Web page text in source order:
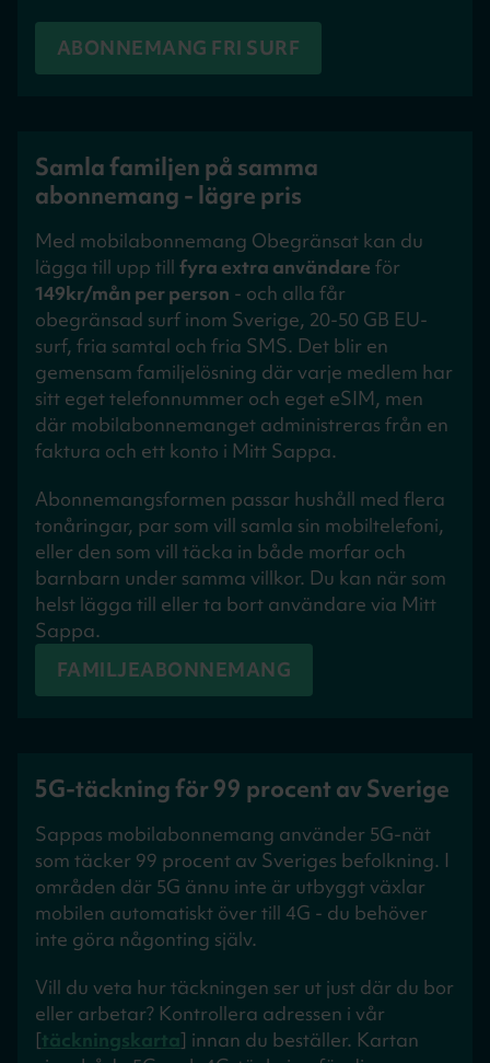
ABONNEMANG FRI SURF
Samla familjen på samma
abonnemang - lägre pris
Med mobilabonnemang Obegränsat kan du
lägga till upp till fyra extra användare för
149kr/mån per person - och alla får
obegränsad surf inom Sverige, 20-50 GB EU-
surf, fria samtal och fria SMS. Det blir en
gemensam familjelösning där varje medlem har
sitt eget telefonnummer och eget eSIM, men
där mobilabonnemanget administreras från en
faktura och ett konto i Mitt Sappa.
Abonnemangsformen passar hushåll med flera
tonåringar, par som vill samla sin mobiltelefoni,
eller den som vill täcka in både morfar och
barnbarn under samma villkor. Du kan när som
helst lägga till eller ta bort användare via Mitt
Sappa.
FAMILJEABONNEMANG
5G-täckning för 99 procent av Sverige
Sappas mobilabonnemang använder 5G-nät
som täcker 99 procent av Sveriges befolkning. I
områden där 5G ännu inte är utbyggt växlar
mobilen automatiskt över till 4G - du behöver
inte göra någonting själv.
Vill du veta hur täckningen ser ut just där du bor
eller arbetar? Kontrollera adressen i vår
[täckningskarta] innan du beställer. Kartan